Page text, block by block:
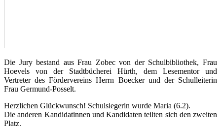
Die Jury bestand aus Frau Zobec von der Schulbibliothek, Frau
Hoevels von der Stadtbücherei Hürth, dem Lesementor und
Vertreter des Fördervereins Herrn Boecker und der Schulleiterin
Frau Germund-Posselt.
Herzlichen Glückwunsch! Schulsiegerin wurde Maria (6.2).
Die anderen Kandidatinnen und Kandidaten teilten sich den zweiten
Platz.